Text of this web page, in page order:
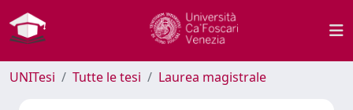
UNITesi Tutte le tesi Laurea magistrale